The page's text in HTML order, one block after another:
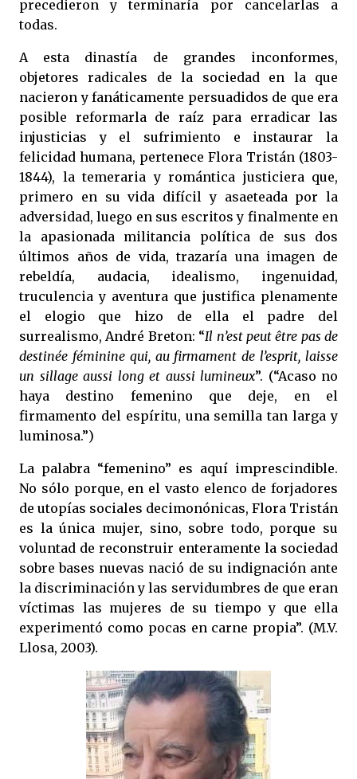
precedieron y terminaría por cancelarlas a
todas.
A esta dinastía de grandes inconformes,
objetores radicales de la sociedad en la que
nacieron y fanáticamente persuadidos de que era
posible reformarla de raíz para erradicar las
injusticias y el sufrimiento e instaurar la
felicidad humana, pertenece Flora Tristán (1803-
1844), la temeraria y romántica justiciera que,
primero en su vida difícil y asaeteada por la
adversidad, luego en sus escritos y finalmente en
la apasionada militancia política de sus dos
últimos años de vida, trazaría una imagen de
rebeldía, audacia, idealismo, ingenuidad,
truculencia y aventura que justifica plenamente
el elogio que hizo de ella el padre del
surrealismo, André Breton: “Il n’est peut être pas de
destinée féminine qui, au firmament de l’esprit, laisse
un sillage aussi long et aussi lumineux”. (“Acaso no
haya destino femenino que deje, en el
firmamento del espíritu, una semilla tan larga y
luminosa.”)
La palabra “femenino” es aquí imprescindible.
No sólo porque, en el vasto elenco de forjadores
de utopías sociales decimonónicas, Flora Tristán
es la única mujer, sino, sobre todo, porque su
voluntad de reconstruir enteramente la sociedad
sobre bases nuevas nació de su indignación ante
la discriminación y las servidumbres de que eran
víctimas las mujeres de su tiempo y que ella
experimentó como pocas en carne propia”. (M.V.
Llosa, 2003).